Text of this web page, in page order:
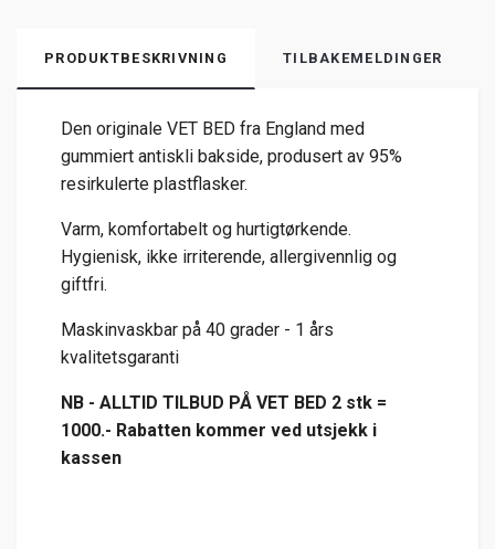
PRODUKTBESKRIVNING TILBAKEMELDINGER
Den originale VET BED fra England med
gummiert antiskli bakside, produsert av 95%
resirkulerte plastflasker.
Varm, komfortabelt og hurtigtørkende.
Hygienisk, ikke irriterende, allergivennlig og
giftfri.
Maskinvaskbar på 40 grader - 1 års
kvalitetsgaranti
NB - ALLTID TILBUD PÅ VET BED 2 stk =
1000.- Rabatten kommer ved utsjekk i
kassen